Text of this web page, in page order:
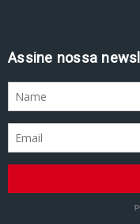
Assine nossa